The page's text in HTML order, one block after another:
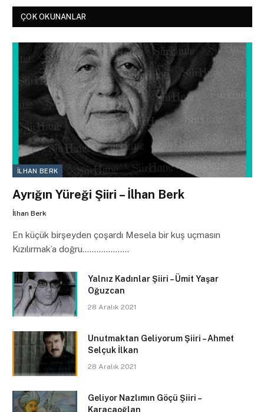
ÇOK OKUNANLAR
İLHAN BERK
Ayrığın Yüreği Şiiri – İlhan Berk
İlhan Berk
En küçük birşeyden çoşardı Mesela bir kuş uçmasın
Kızılırmak’a doğru………………..
Yalnız Kadınlar Şiiri – Ümit Yaşar
Oğuzcan
28 Aralık 2021
Unutmaktan Geliyorum Şiiri – Ahmet
Selçuk İlkan
28 Aralık 2021
Geliyor Nazlımın Göçü Şiiri –
Karacaoğlan